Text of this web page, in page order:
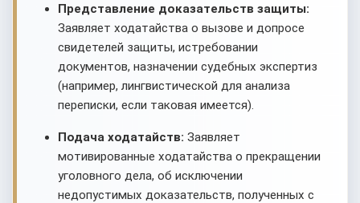
Представление доказательств защиты:
Заявляет ходатайства о вызове и допросе
свидетелей защиты, истребовании
документов, назначении судебных экспертиз
(например, лингвистической для анализа
переписки, если таковая имеется).
Подача ходатайств: Заявляет
мотивированные ходатайства о прекращении
уголовного дела, об исключении
недопустимых доказательств, полученных с